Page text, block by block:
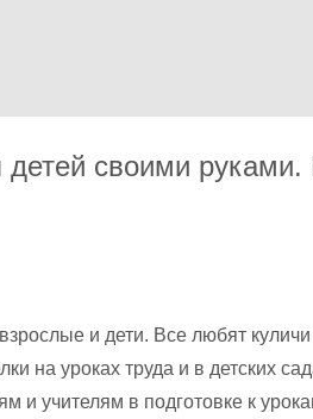
своими руками.
и дети. Все любят
на уроках труда и в детских
и учителям в подготовке к